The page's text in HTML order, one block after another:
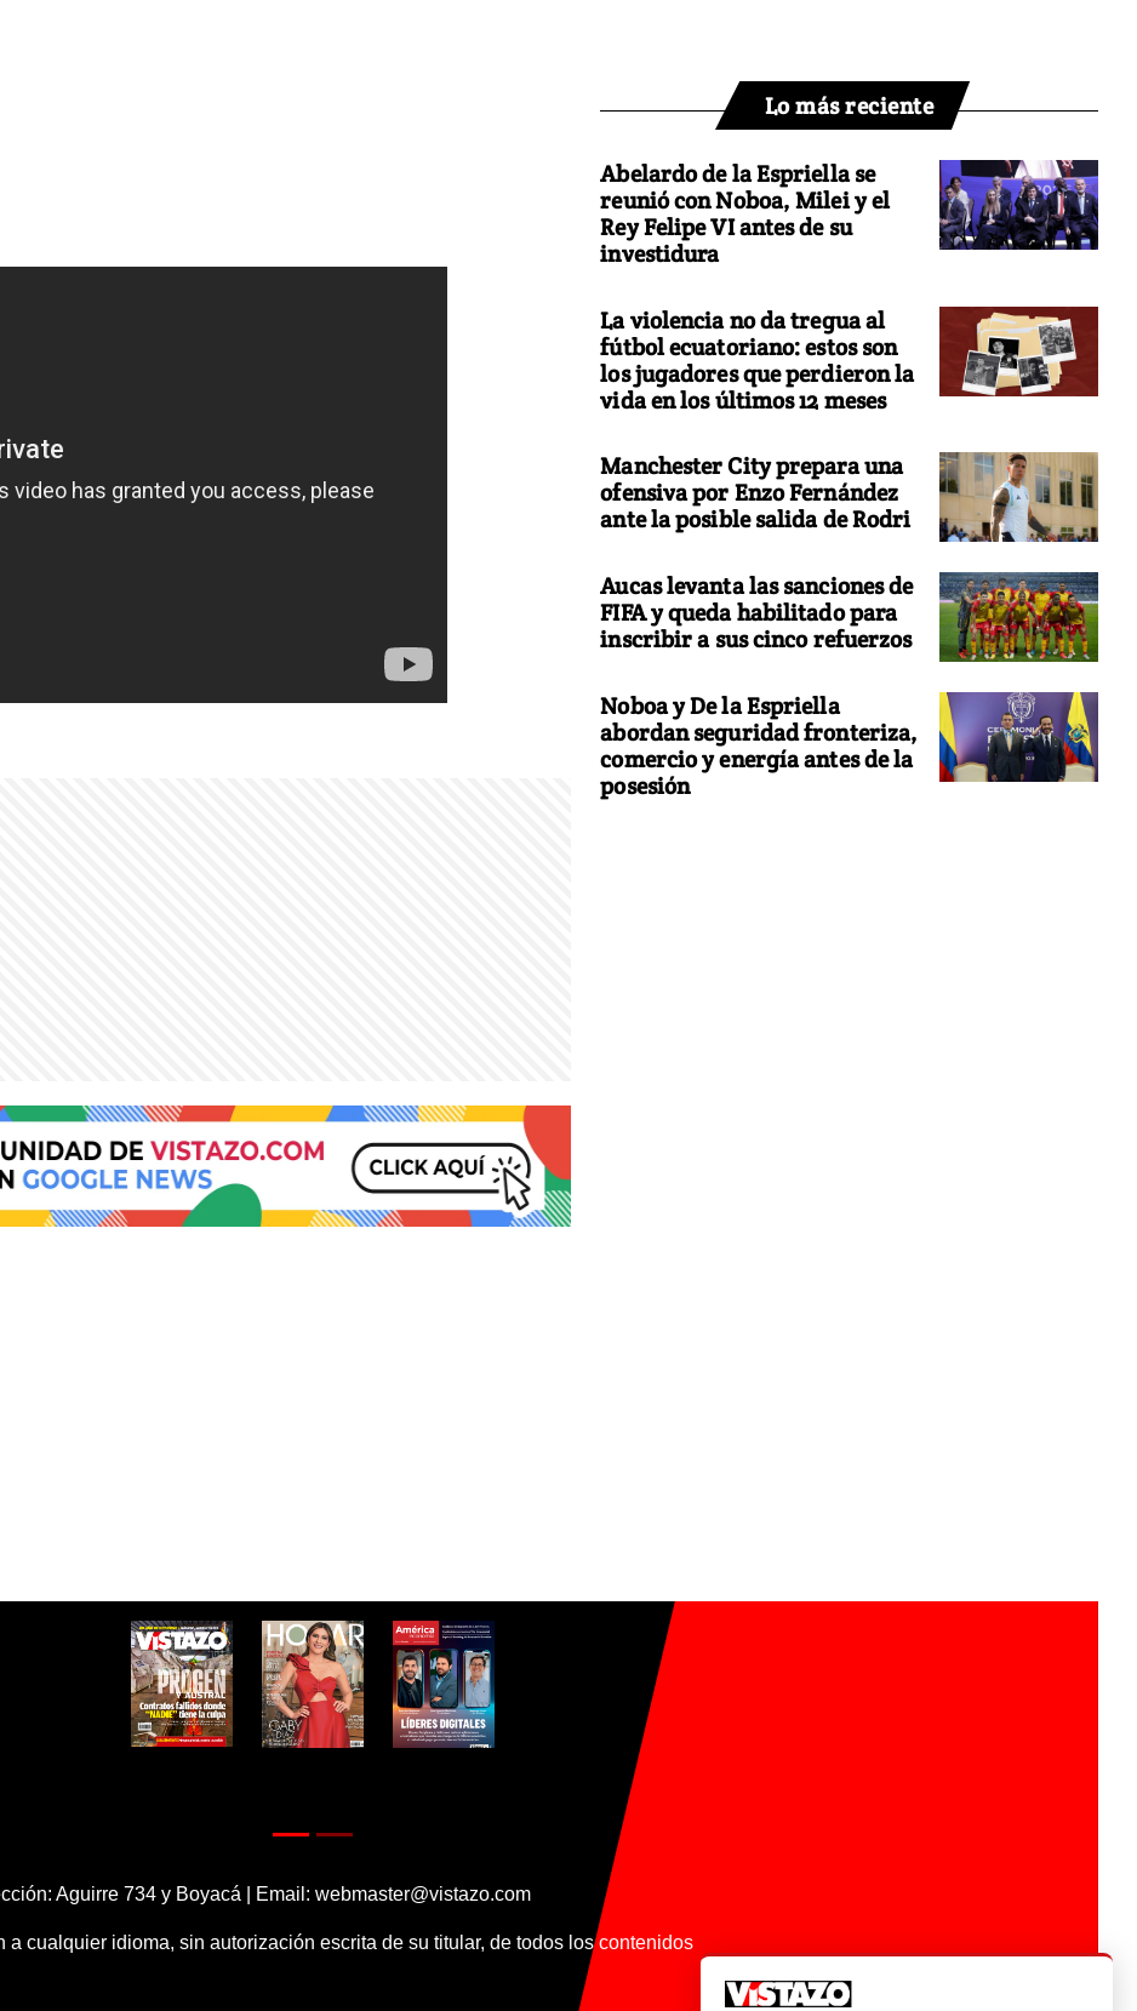
Lo más reciente
Abelardo de la Espriella se
reunió con Noboa, Milei y el
Rey Felipe VI antes de su
investidura
La violencia no da tregua al
fútbol ecuatoriano: estos son
los jugadores que perdieron la
vida en los últimos 12 meses
Manchester City prepara una
ofensiva por Enzo Fernández
ante la posible salida de Rodri
Aucas levanta las sanciones de
FIFA y queda habilitado para
inscribir a sus cinco refuerzos
Noboa y De la Espriella
abordan seguridad fronteriza,
comercio y energía antes de la
posesión
Aguirre 734 y Boyacá | Email: webmaster@vistazo.com
cualquier idioma, sin autorización escrita de su titular, de todos los contenidos